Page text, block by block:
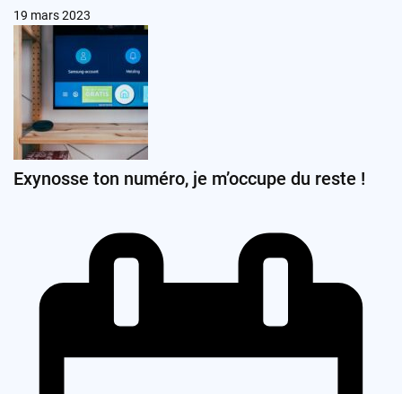
19 mars 2023
Exynosse ton numéro, je m’occupe du reste !